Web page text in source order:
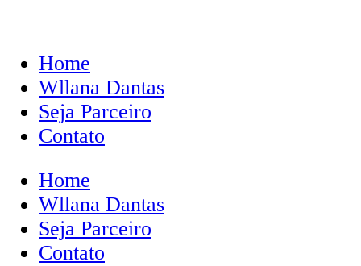
Home
Wllana Dantas
Seja Parceiro
Contato
Home
Wllana Dantas
Seja Parceiro
Contato